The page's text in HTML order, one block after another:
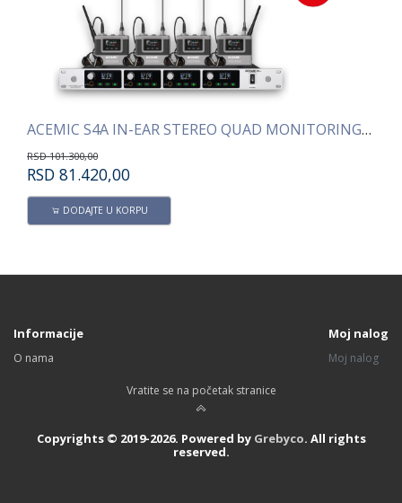
ACEMIC S4A IN-EAR STEREO QUAD MONITORING SISTEM
RSD 101.300,00
RSD 81.420,00
DODAJTE U KORPU
Informacije
O nama
Moj nalog
Moj nalog
Vratite se na početak stranice
Copyrights © 2019-2026. Powered by Grebyco. All rights
reserved.